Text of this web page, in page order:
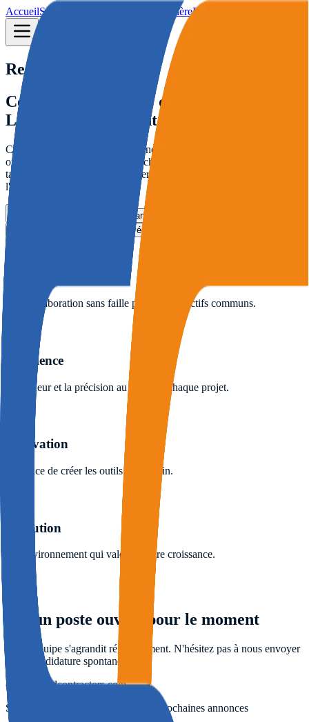
AccueilSolutions CarrièreRessources
Rejoignez l'aventure
Construisons le futur de la
Logistique Intelligente
Chez SUD CONTRACTORS, nous transformons les défis
opérationnels en opportunités technologiques. Nous recherchons des
talents passionnés pour repousser les limites du contrôle et de
l'efficacité.
Candidature
Employé
Une collaboration sans faille pour des objectifs communs.
Excellence
La rigueur et la précision au cœur de chaque projet.
Innovation
L'audace de créer les outils de demain.
Évolution
Un environnement qui valorise votre croissance.
Aucun poste ouvert pour le moment
Notre équipe s'agrandit régulièrement. N'hésitez pas à nous envoyer
votre candidature spontanée.
career@sudcontractors.com
Suivez-nous sur LinkedIn pour les prochaines annonces